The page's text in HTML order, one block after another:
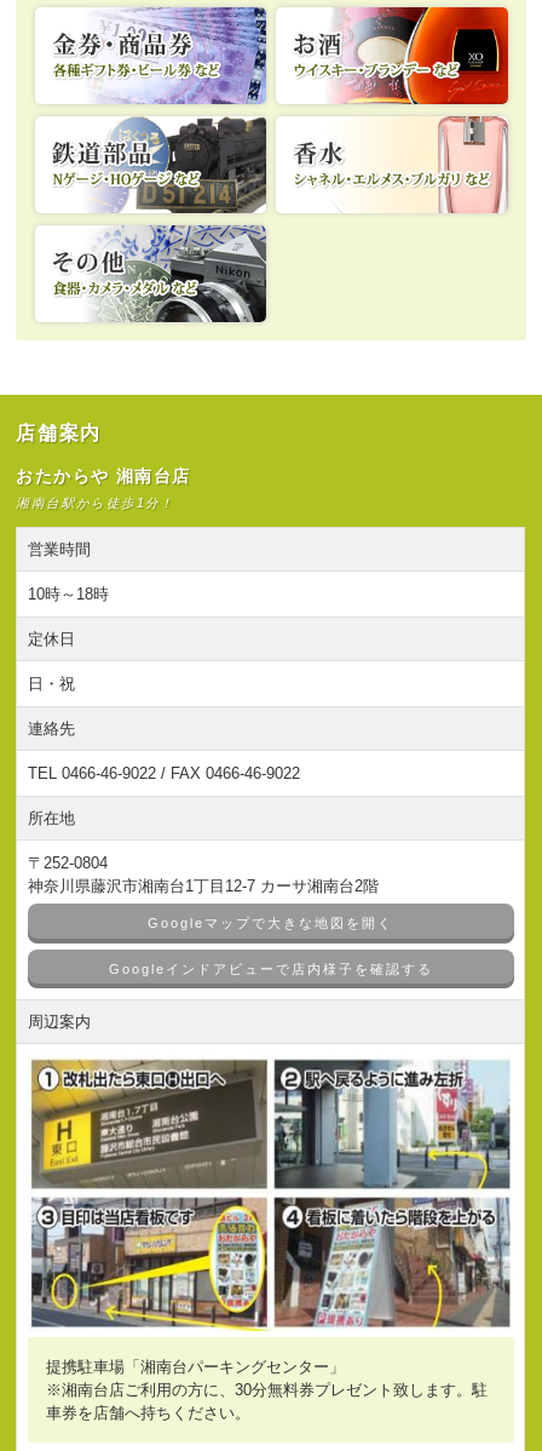
店舗案内
おたからや 湘南台店
湘南台駅から徒歩1分！
営業時間
10時～18時
定休日
日・祝
連絡先
TEL 0466-46-9022 / FAX 0466-46-9022
所在地
〒252-0804
神奈川県藤沢市湘南台1丁目12-7 カーサ湘南台2階
Googleマップで大きな地図を開く
Googleインドアビューで店内様子を確認する
周辺案内
提携駐車場「湘南台パーキングセンター」
※湘南台店ご利用の方に、30分無料券プレゼント致します。駐
車券を店舗へ持ちください。